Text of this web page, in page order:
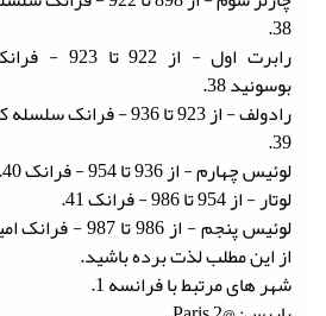
38.
رابرت اول - از
بوسونید 38.
رادولف - از 923 تا 936 -
39.
لوئیس چهارم - از 936 تا 954 - فرانک 40.
لوتار - از 954 تا 986 - فرانک 41.
لوئیس پنجم - از 986 تا
از این مطلب لذت برده باشید.
شهر های مرتبط با فرانسه 1.